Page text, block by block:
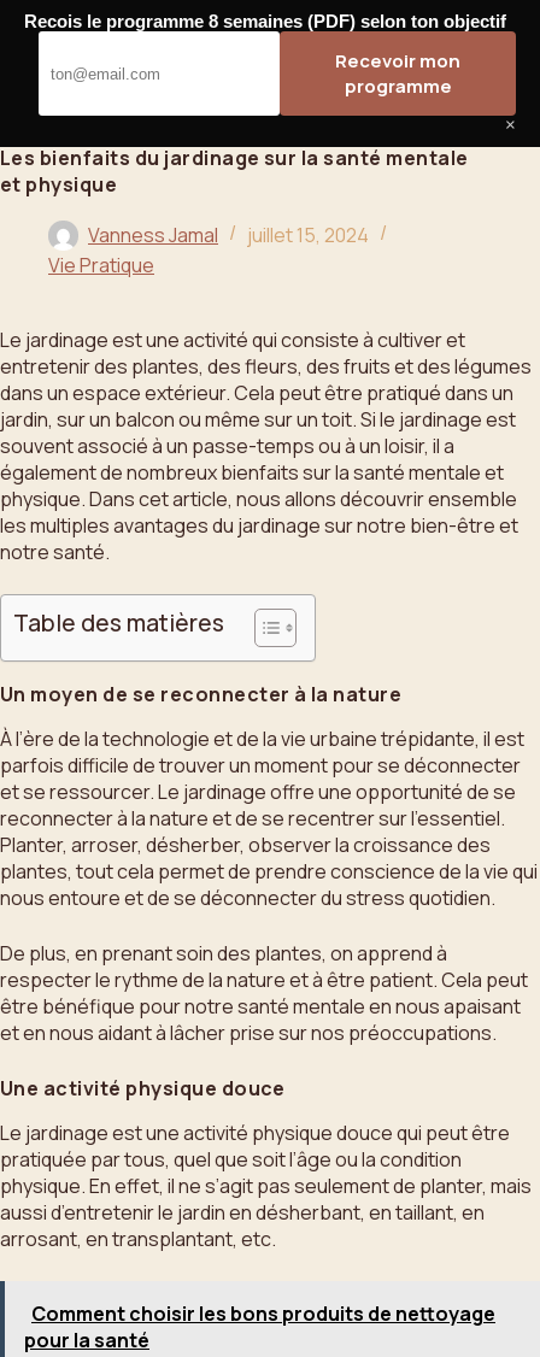
Passer
contenu
Bahoo
Les bienfaits du jardinage sur la santé mentale
et physique
Vanness Jamal
juillet 15, 2024
Vie Pratique
Le jardinage est une activité qui consiste à cultiver et
entretenir des plantes, des fleurs, des fruits et des légumes
dans un espace extérieur. Cela peut être pratiqué dans un
jardin, sur un balcon ou même sur un toit. Si le jardinage est
souvent associé à un passe-temps ou à un loisir, il a
également de nombreux bienfaits sur la santé mentale et
physique. Dans cet article, nous allons découvrir ensemble
les multiples avantages du jardinage sur notre bien-être et
notre santé.
Table des matières
Un moyen de se reconnecter à la nature
À l’ère de la technologie et de la vie urbaine trépidante, il est
parfois difficile de trouver un moment pour se déconnecter
et se ressourcer. Le jardinage offre une opportunité de se
reconnecter à la nature et de se recentrer sur l’essentiel.
Planter, arroser, désherber, observer la croissance des
plantes, tout cela permet de prendre conscience de la vie qui
nous entoure et de se déconnecter du stress quotidien.
De plus, en prenant soin des plantes, on apprend à
respecter le rythme de la nature et à être patient. Cela peut
être bénéfique pour notre santé mentale en nous apaisant
et en nous aidant à lâcher prise sur nos préoccupations.
Une activité physique douce
Le jardinage est une activité physique douce qui peut être
pratiquée par tous, quel que soit l’âge ou la condition
physique. En effet, il ne s’agit pas seulement de planter, mais
aussi d’entretenir le jardin en désherbant, en taillant, en
arrosant, en transplantant, etc.
Comment choisir les bons produits de nettoyage
pour la santé
Recois le programme 8 semaines (PDF) selon ton objectif
Recevoir mon
programme
×